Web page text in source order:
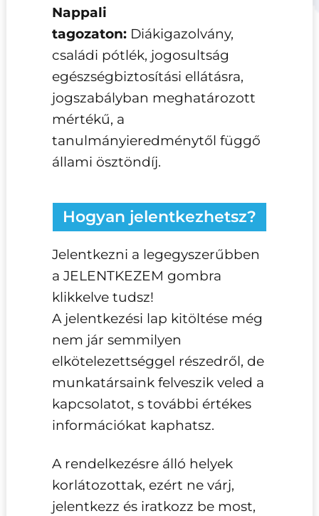
Nappali
tagozaton:Diákigazolvány,
családi pótlék, jogosultság
egészségbiztosítási ellátásra,
jogszabályban meghatározott
mértékű, a
tanulmányieredménytől függő
állami ösztöndíj.
Hogyan jelentkezhetsz?
Jelentkezni a legegyszerűbben
a JELENTKEZEM gombra
klikkelve tudsz!
A jelentkezési lap kitöltése még
nem jár semmilyen
elkötelezettséggel részedről, de
munkatársaink felveszik veled a
kapcsolatot, s további értékes
információkat kaphatsz.
A rendelkezésre álló helyek
korlátozottak, ezért ne várj,
jelentkezz és iratkozz be most,